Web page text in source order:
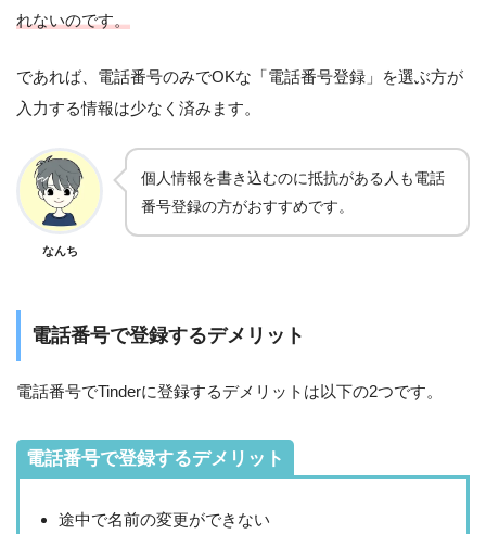
れないのです。
であれば、電話番号のみでOKな「電話番号登録」を選ぶ方が
入力する情報は少なく済みます。
なんち
個人情報を書き込むのに抵抗がある人も電話
番号登録の方がおすすめです。
電話番号で登録するデメリット
電話番号でTinderに登録するデメリットは以下の2つです。
電話番号で登録するデメリット
途中で名前の変更ができない